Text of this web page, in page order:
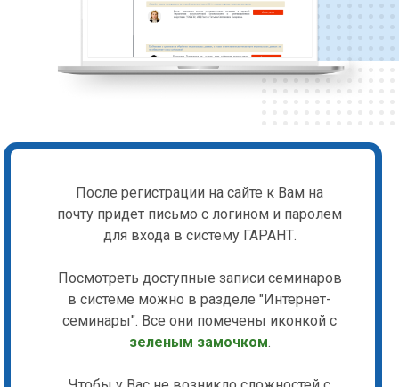
После регистрации на сайте к Вам на
почту придет письмо с логином и паролем
для входа в систему ГАРАНТ.
Посмотреть доступные записи семинаров
в системе можно в разделе "Интернет-
семинары". Все они помечены иконкой с
зеленым замочком.